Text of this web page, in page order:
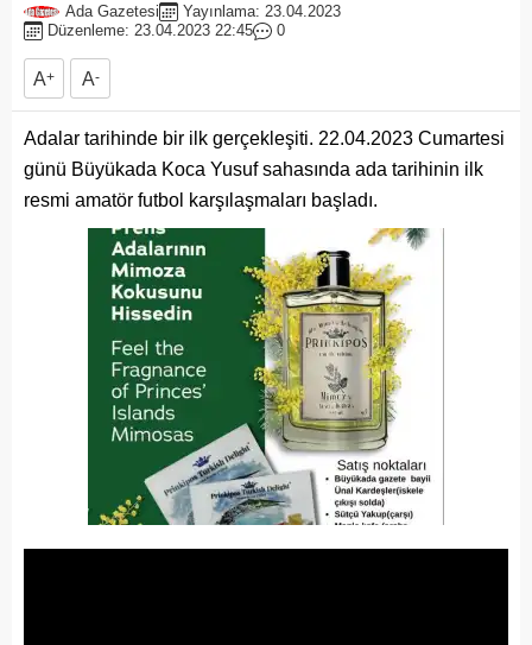
Ada Gazetesi
Yayınlama: 23.04.2023
Düzenleme: 23.04.2023 22:45
0
A+ A-
Adalar tarihinde bir ilk gerçekleşiti. 22.04.2023 Cumartesi
günü Büyükada Koca Yusuf sahasında ada tarihinin ilk
resmi amatör futbol karşılaşmaları başladı.